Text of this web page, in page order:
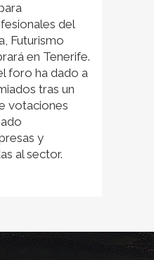
del
Futurismo
en Tenerife.
foro ha dado a
tras un
votaciones
y
al sector.